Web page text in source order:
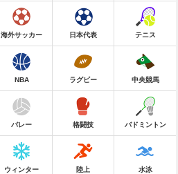
海外サッカー 日本代表 テニス
NBA ラグビー 中央競馬
バレー 格闘技 バドミントン
ウィンター 陸上 水泳